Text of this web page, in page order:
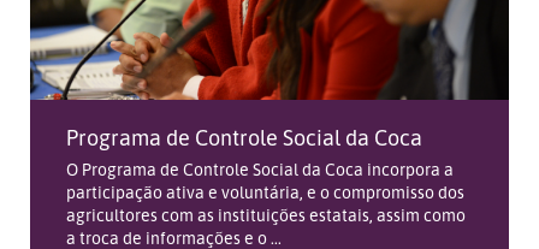
Programa de Controle Social da Coca
O Programa de Controle Social da Coca incorpora a
participação ativa e voluntária, e o compromisso dos
agricultores com as instituições estatais, assim como
a troca de informações e o ...